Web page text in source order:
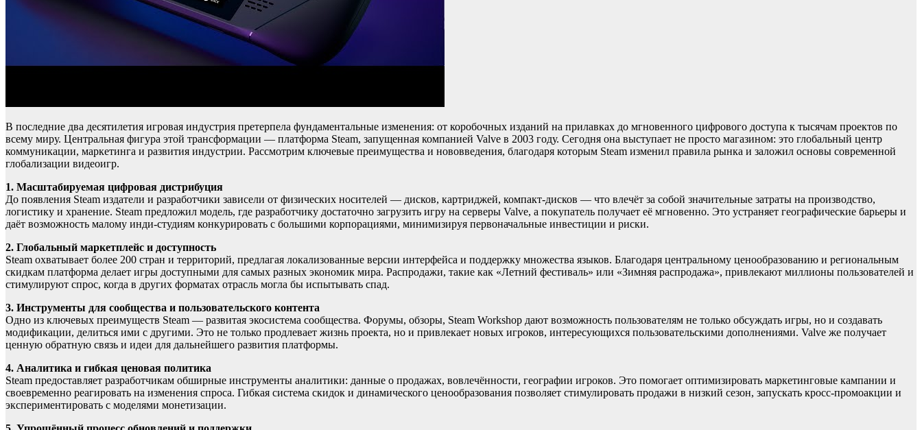
В последние два десятилетия игровая индустрия претерпела фундаментальные изменения: от коробочных изданий на прилавках до мгновенного цифрового доступа к тысячам проектов по
всему миру. Центральная фигура этой трансформации — платформа Steam, запущенная компанией Valve в 2003 году. Сегодня она выступает не просто магазином: это глобальный центр
коммуникации, маркетинга и развития индустрии. Рассмотрим ключевые преимущества и нововведения, благодаря которым Steam изменил правила рынка и заложил основы современной
глобализации видеоигр.
1. Масштабируемая цифровая дистрибуция
До появления Steam издатели и разработчики зависели от физических носителей — дисков, картриджей, компакт-дисков — что влечёт за собой значительные затраты на производство,
логистику и хранение. Steam предложил модель, где разработчику достаточно загрузить игру на серверы Valve, а покупатель получает её мгновенно. Это устраняет географические барьеры и
даёт возможность малому инди-студиям конкурировать с большими корпорациями, минимизируя первоначальные инвестиции и риски.
2. Глобальный маркетплейс и доступность
Steam охватывает более 200 стран и территорий, предлагая локализованные версии интерфейса и поддержку множества языков. Благодаря центральному ценообразованию и региональным
скидкам платформа делает игры доступными для самых разных экономик мира. Распродажи, такие как «Летний фестиваль» или «Зимняя распродажа», привлекают миллионы пользователей и
стимулируют спрос, когда в других форматах отрасль могла бы испытывать спад.
3. Инструменты для сообщества и пользовательского контента
Одно из ключевых преимуществ Steam — развитая экосистема сообщества. Форумы, обзоры, Steam Workshop дают возможность пользователям не только обсуждать игры, но и создавать
модификации, делиться ими с другими. Это не только продлевает жизнь проекта, но и привлекает новых игроков, интересующихся пользовательскими дополнениями. Valve же получает
ценную обратную связь и идеи для дальнейшего развития платформы.
4. Аналитика и гибкая ценовая политика
Steam предоставляет разработчикам обширные инструменты аналитики: данные о продажах, вовлечённости, географии игроков. Это помогает оптимизировать маркетинговые кампании и
своевременно реагировать на изменения спроса. Гибкая система скидок и динамического ценообразования позволяет стимулировать продажи в низкий сезон, запускать кросс-промоакции и
экспериментировать с моделями монетизации.